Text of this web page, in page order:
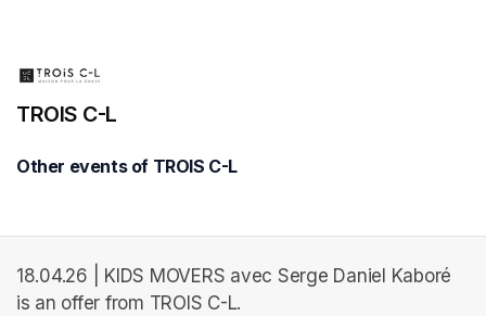
TROIS C-L
Other events of TROIS C-L
18.04.26 | KIDS MOVERS avec Serge Daniel Kaboré
is an offer from TROIS C-L.